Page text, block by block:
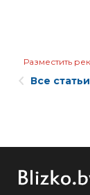
Разместить
Все статьи